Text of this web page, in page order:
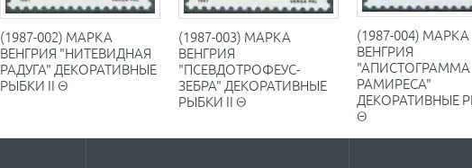
(1987-002) МАРКА
ВЕНГРИЯ "НИТЕВИДНАЯ
РАДУГА" ДЕКОРАТИВНЫЕ
РЫБКИ II Θ
(1987-003) МАРКА
ВЕНГРИЯ
"ПСЕВДОТРОФЕУС-
ЗЕБРА" ДЕКОРАТИВНЫЕ
РЫБКИ II Θ
(1987-004) МАРКА
ВЕНГРИЯ
"АПИСТОГРАММА
РАМИРЕСА"
ДЕКОРАТИВНЫЕ
Θ